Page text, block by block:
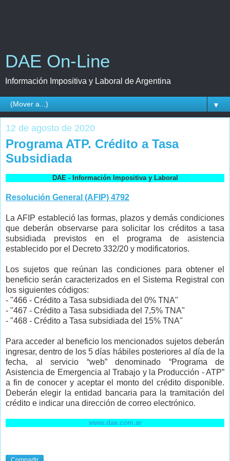
DAE On-Line
Información Impositiva y Laboral de Argentina
▼
12 de agosto de 2020
Programa ATP. Crédito a Tasa
Subsidiada
DAE - Información Impositiva y Laboral
Resolución General (AFIP) 4792
La AFIP estableció las formas, plazos y demás condiciones
que deberán observarse para solicitar los créditos a tasa
subsidiada previstos en el programa de asistencia
establecido por el Decreto 332/20 y modificatorios.
Los sujetos que reúnan las condiciones para obtener el
beneficio serán caracterizados en el Sistema Registral con
los siguientes códigos:
- "466 - Crédito a Tasa subsidiada del 0% TNA"
- "467 - Crédito a Tasa subsidiada del 7,5% TNA"
- "468 - Crédito a Tasa subsidiada del 15% TNA"
Para acceder al beneficio los mencionados sujetos deberán
ingresar, dentro de los 5 días hábiles posteriores al día de la
fecha, al servicio “web” denominado “Programa de
Asistencia de Emergencia al Trabajo y la Producción - ATP”
a fin de conocer y aceptar el monto del crédito disponible.
Deberán elegir la entidad bancaria para la tramitación del
crédito e indicar una dirección de correo electrónico.
www.dae.com.ar